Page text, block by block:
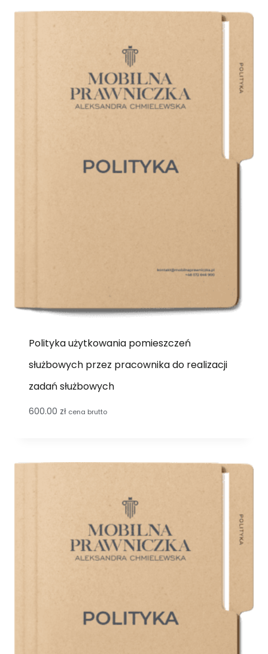
Polityka użytkowania pomieszczeń
służbowych przez pracownika do realizacji
zadań służbowych
600.00 zł cena brutto